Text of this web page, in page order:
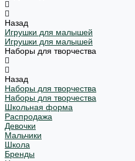
Назад
Игрушки для малышей
Игрушки для малышей
Наборы для творчества
Назад
Наборы для творчества
Наборы для творчества
Школьная форма
Распродажа
Девочки
Мальчики
Школа
Бренды